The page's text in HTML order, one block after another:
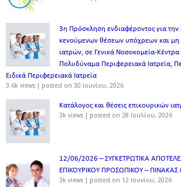
3η Πρόσκληση ενδιαφέροντος για
κενούμενων θέσεων υπόχρεων και
ιατρών, σε Γενικά Νοσοκομεία-Κέντρα
Πολυδύναμα Περιφερειακά Ιατρεία,
Ειδικά Περιφερειακά Ιατρεία
3.6k views | posted on 30 Ιουνίου, 2026
Κατάλογος και θέσεις επικουρικών
3k views | posted on 28 Ιουλίου, 2026
12/06/2026 – ΣΥΓΚΕΤΡΩΤΙΚΑ
ΕΠΙΚΟΥΡΙΚΟΥ ΠΡΟΣΩΠΙΚΟΥ – ΠΙΝΑΚΑΣ
3k views | posted on 12 Ιουνίου, 2026